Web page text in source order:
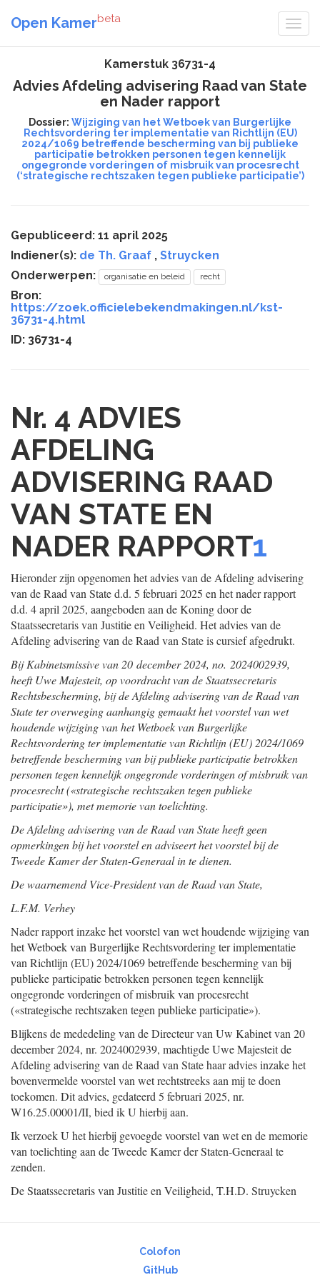
Open Kamerbeta
Kamerstuk 36731-4
Advies Afdeling advisering Raad van State
en Nader rapport
Dossier: Wijziging van het Wetboek van Burgerlijke
Rechtsvordering ter implementatie van Richtlijn (EU)
2024/1069 betreffende bescherming van bij publieke
participatie betrokken personen tegen kennelijk
ongegronde vorderingen of misbruik van procesrecht
(‘strategische rechtszaken tegen publieke participatie’)
Gepubliceerd: 11 april 2025
Indiener(s): de Th. Graaf , Struycken
Onderwerpen:
organisatie en beleid recht
Bron:
https://zoek.officielebekendmakingen.nl/kst-
36731-4.html
ID: 36731-4
Nr. 4 ADVIES
AFDELING
ADVISERING RAAD
VAN STATE EN
NADER RAPPORT1
Hieronder zijn opgenomen het advies van de Afdeling advisering
van de Raad van State d.d. 5 februari 2025 en het nader rapport
d.d. 4 april 2025, aangeboden aan de Koning door de
Staatssecretaris van Justitie en Veiligheid. Het advies van de
Afdeling advisering van de Raad van State is cursief afgedrukt.
Bij Kabinetsmissive van 20 december 2024, no. 2024002939,
heeft Uwe Majesteit, op voordracht van de Staatssecretaris
Rechtsbescherming, bij de Afdeling advisering van de Raad van
State ter overweging aanhangig gemaakt het voorstel van wet
houdende wijziging van het Wetboek van Burgerlijke
Rechtsvordering ter implementatie van Richtlijn (EU) 2024/1069
betreffende bescherming van bij publieke participatie betrokken
personen tegen kennelijk ongegronde vorderingen of misbruik van
procesrecht («strategische rechtszaken tegen publieke
participatie»), met memorie van toelichting.
De Afdeling advisering van de Raad van State heeft geen
opmerkingen bij het voorstel en adviseert het voorstel bij de
Tweede Kamer der Staten-Generaal in te dienen.
De waarnemend Vice-President van de Raad van State,
L.F.M. Verhey
Nader rapport inzake het voorstel van wet houdende wijziging van
het Wetboek van Burgerlijke Rechtsvordering ter implementatie
van Richtlijn (EU) 2024/1069 betreffende bescherming van bij
publieke participatie betrokken personen tegen kennelijk
ongegronde vorderingen of misbruik van procesrecht
(«strategische rechtszaken tegen publieke participatie»).
Blijkens de mededeling van de Directeur van Uw Kabinet van 20
december 2024, nr. 2024002939, machtigde Uwe Majesteit de
Afdeling advisering van de Raad van State haar advies inzake het
bovenvermelde voorstel van wet rechtstreeks aan mij te doen
toekomen. Dit advies, gedateerd 5 februari 2025, nr.
W16.25.00001/II, bied ik U hierbij aan.
Ik verzoek U het hierbij gevoegde voorstel van wet en de memorie
van toelichting aan de Tweede Kamer der Staten-Generaal te
zenden.
De Staatssecretaris van Justitie en Veiligheid, T.H.D. Struycken
Colofon
GitHub